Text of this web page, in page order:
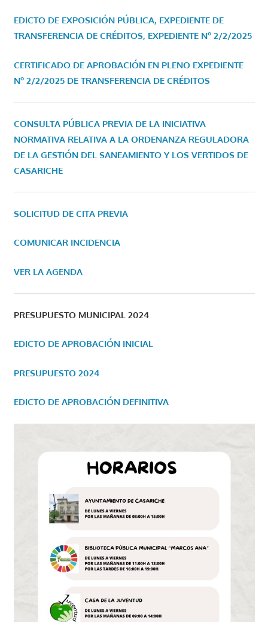
EDICTO DE EXPOSICIÓN PÚBLICA, EXPEDIENTE DE
TRANSFERENCIA DE CRÉDITOS, EXPEDIENTE Nº 2/2/2025
CERTIFICADO DE APROBACIÓN EN PLENO EXPEDIENTE
Nº 2/2/2025 DE TRANSFERENCIA DE CRÉDITOS
CONSULTA PÚBLICA PREVIA DE LA INICIATIVA
NORMATIVA RELATIVA A LA ORDENANZA REGULADORA
DE LA GESTIÓN DEL SANEAMIENTO Y LOS VERTIDOS DE
CASARICHE
SOLICITUD DE CITA PREVIA
COMUNICAR INCIDENCIA
VER LA AGENDA
PRESUPUESTO MUNICIPAL 2024
EDICTO DE APROBACIÓN INICIAL
PRESUPUESTO 2024
EDICTO DE APROBACIÓN DEFINITIVA